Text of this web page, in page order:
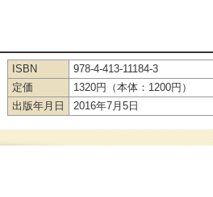
ISBN
978-4-413-11184-3
定価
1320円（本体：1200円）
出版年月日
2016年7月5日